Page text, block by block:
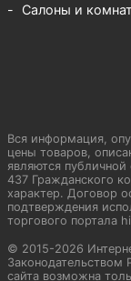
Салоны и
Вся информация,
цены товаров,
являются
437 Гражданского
характер. Договор
подтверждения
торгового портала
© 2015-2026
Законодательством
сайта возможна